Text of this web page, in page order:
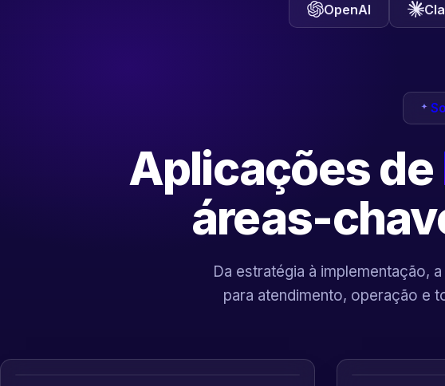
OpenAI
Aplicações de
áreas-
Da estratégia à implementação,
para atendimento, operação e